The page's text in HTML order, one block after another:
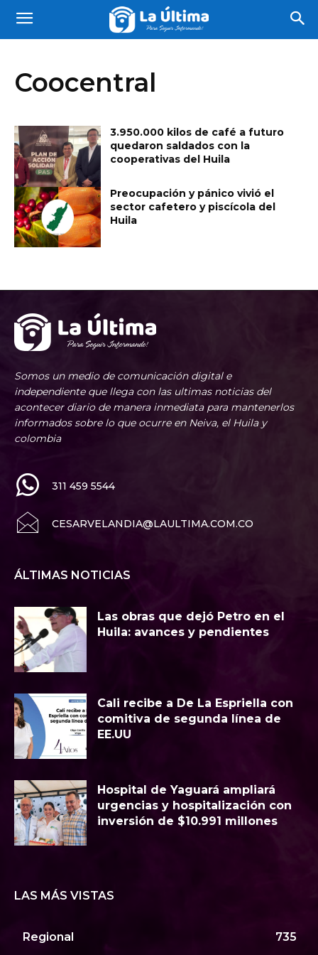
Coocentral
3.950.000 kilos de café a futuro
quedaron saldados con la
cooperativas del Huila
Preocupación y pánico vivió el
sector cafetero y piscícola del
Huila
Somos un medio de comunicación digital e
independiente que llega con las ultimas noticias del
acontecer diario de manera inmediata para mantenerlos
informados sobre lo que ocurre en Neiva, el Huila y
colombia
311 459 5544
CESARVELANDIA@LAULTIMA.COM.CO
ÁLTIMAS NOTICIAS
Las obras que dejó Petro en el
Huila: avances y pendientes
Cali recibe a De La Espriella con
comitiva de segunda línea de
EE.UU
Hospital de Yaguará ampliará
urgencias y hospitalización con
inversión de $10.991 millones
LAS MÁS VISTAS
Regional 735